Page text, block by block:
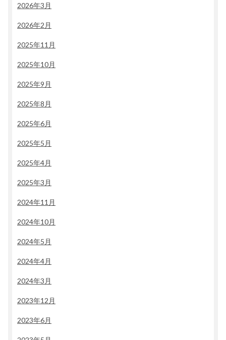
2026年3月
2026年2月
2025年11月
2025年10月
2025年9月
2025年8月
2025年6月
2025年5月
2025年4月
2025年3月
2024年11月
2024年10月
2024年5月
2024年4月
2024年3月
2023年12月
2023年6月